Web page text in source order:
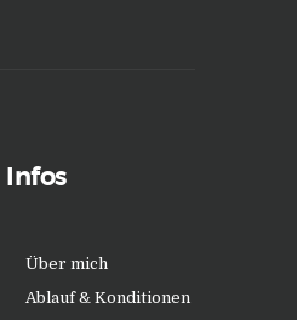
Über mich
Ablauf & Konditionen